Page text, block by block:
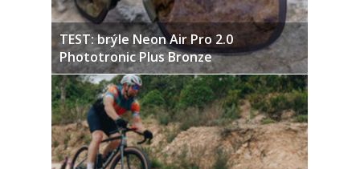
TEST: brýle Neon Air Pro 2.0
Phototronic Plus Bronze